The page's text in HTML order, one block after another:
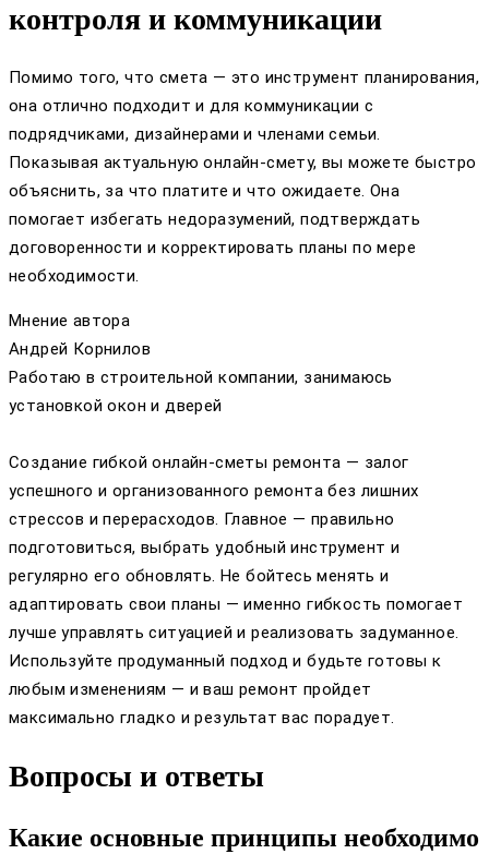
контроля и коммуникации
Помимо того, что смета — это инструмент планирования,
она отлично подходит и для коммуникации с
подрядчиками, дизайнерами и членами семьи.
Показывая актуальную онлайн-смету, вы можете быстро
объяснить, за что платите и что ожидаете. Она
помогает избегать недоразумений, подтверждать
договоренности и корректировать планы по мере
необходимости.
Мнение автора
Андрей Корнилов
Работаю в строительной компании, занимаюсь
установкой окон и дверей
Создание гибкой онлайн-сметы ремонта — залог
успешного и организованного ремонта без лишних
стрессов и перерасходов. Главное — правильно
подготовиться, выбрать удобный инструмент и
регулярно его обновлять. Не бойтесь менять и
адаптировать свои планы — именно гибкость помогает
лучше управлять ситуацией и реализовать задуманное.
Используйте продуманный подход и будьте готовы к
любым изменениям — и ваш ремонт пройдет
максимально гладко и результат вас порадует.
Вопросы и ответы
Какие основные принципы необходимо